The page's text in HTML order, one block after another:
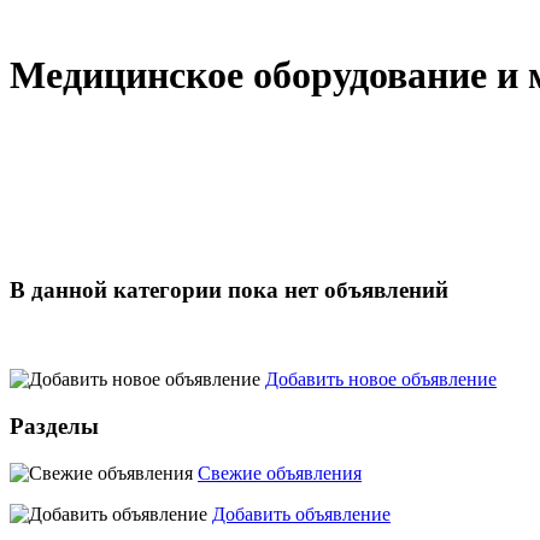
Медицинское оборудование и
В данной категории пока нет объявлений
Добавить новое объявление
Разделы
Свежие объявления
Добавить объявление